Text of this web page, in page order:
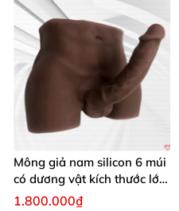
Mông giả nam silicon 6 múi
có dương vật kích thước lớn
cực thật
1.800.000₫